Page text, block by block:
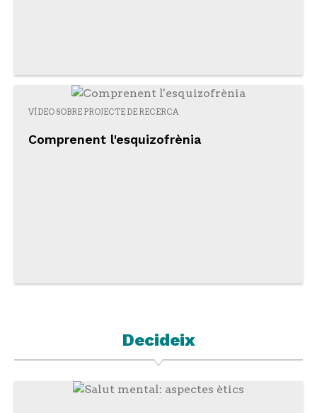
VÍDEO SOBRE PROJECTE DE RECERCA
Comprenent l'esquizofrènia
Decideix